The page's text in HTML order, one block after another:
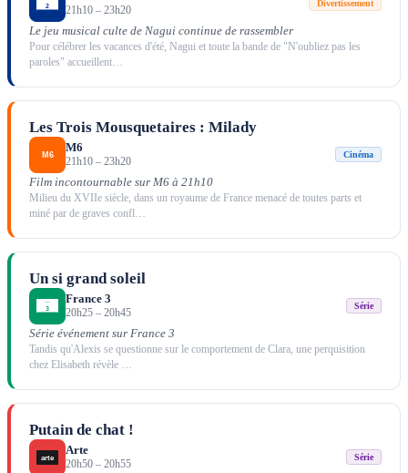
21h10 – 23h20
Divertissement
Le jeu musical culte de Nagui continue de rassembler
Pour célébrer les vacances d'été, Nagui et toute la bande de "N'oubliez pas les
paroles" accueillent…
Les Trois Mousquetaires : Milady
M6
21h10 – 23h20
Cinéma
Film incontournable sur M6 à 21h10
Milieu du XVIIe siècle, dans un royaume de France menacé de toutes parts et
miné par de graves confl…
Un si grand soleil
France 3
20h25 – 20h45
Série
Série événement sur France 3
Tandis qu'Alexis se questionne sur le comportement de Clara, une perquisition
chez Elisabeth révèle …
Putain de chat !
Arte
20h50 – 20h55
Série